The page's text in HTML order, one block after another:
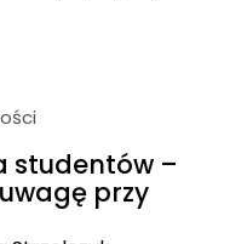
studentów –
przy